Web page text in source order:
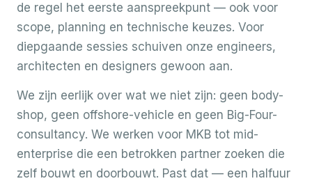
de regel het eerste aanspreekpunt — ook voor
scope, planning en technische keuzes. Voor
diepgaande sessies schuiven onze engineers,
architecten en designers gewoon aan.
We zijn eerlijk over wat we niet zijn: geen body-
shop, geen offshore-vehicle en geen Big-Four-
consultancy. We werken voor MKB tot mid-
enterprise die een betrokken partner zoeken die
zelf bouwt en doorbouwt. Past dat — een halfuur